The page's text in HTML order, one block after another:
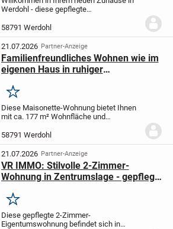
Werdohl - diese gepflegte
einem ruhig gelegenen Mehrfamilienhaus
mit insgesamt 12 Parteien. Das im Jahr
1995 errichtete...
58791 Werdohl
21.07.2026 Partner-Anzeige
Familienfreundliches Wohnen wie im
eigenen Haus in ruhiger
Merken
Diese Maisonette-Wohnung bietet Ihnen
mit ca. 177 m² Wohnfläche und
außergewöhnliches Wohnkonzept in einer
verkehrsgünstigen Lage. Die Wohnung
befindet sich in einem...
58791 Werdohl
21.07.2026 Partner-Anzeige
VR IMMO: Stilvolle 2-Zimmer-
Wohnung in Zentrumslage - gepflegt
Merken
Diese gepflegte 2-Zimmer-
Eigentumswohnung befindet sich in